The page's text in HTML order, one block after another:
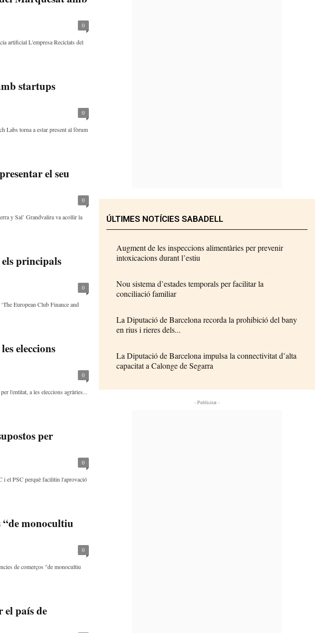
0
artificial L'empresa Reciclats del
startups
0
Labs torna a estar present al fòrum
el seu
0
y Sal’ Grandvalira va acollir la
principals
0
European Club Finance and
eleccions
0
l'entitat, a les eleccions agràries...
per
0
i el PSC perquè facilitin l'aprovació
“de monocultiu
0
de comerços "de monocultiu
el país de
ÚLTIMES NOTÍCIES SABADELL
Augment de les inspeccions alimentàries per prevenir
intoxicacions durant l’estiu
Nou sistema d’estades temporals per facilitar la
conciliació familiar
La Diputació de Barcelona recorda la prohibició del bany
en rius i rieres dels...
La Diputació de Barcelona impulsa la connectivitat d’alta
capacitat a Calonge de Segarra
- Publicitat -